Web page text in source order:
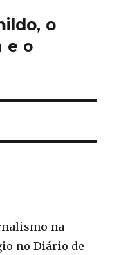
o
e o
na
no Diário de